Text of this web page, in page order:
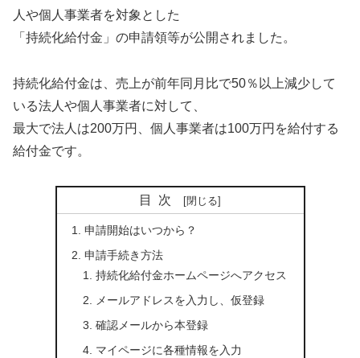
人や個人事業者を対象とした
「持続化給付金」の申請領等が公開されました。
持続化給付金は、売上が前年同月比で50％以上減少して
いる法人や個人事業者に対して、
最大で法人は200万円、個人事業者は100万円を給付する
給付金です。
目次
申請開始はいつから？
申請手続き方法
持続化給付金ホームページへアクセス
メールアドレスを入力し、仮登録
確認メールから本登録
マイページに各種情報を入力